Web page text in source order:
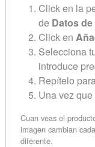
Click en la
de Datos
Click en
Selecciona
introduce
Repítelo
Una vez
Cuan veas el
imagen cambian
diferente.